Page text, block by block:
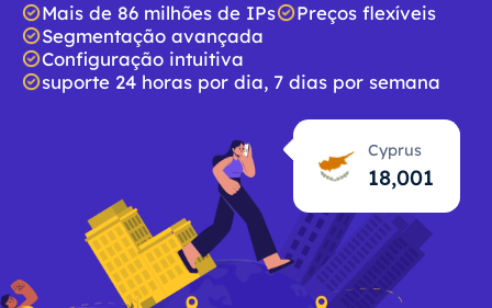
Mais de 86 milhões de IPs
Preços flexíveis
Segmentação avançada
Configuração intuitiva
suporte 24 horas por dia, 7 dias por semana
Cyprus
18,002